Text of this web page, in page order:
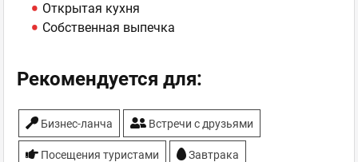
Открытая кухня
Собственная выпечка
Рекомендуется для:
Бизнес-ланча Встречи с друзьями
Посещения туристами Завтрака